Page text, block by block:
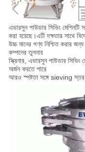
এভারসুন পাউডার সিভিং মেশিনটি
করা হয়েছে।এটি দক্ষতার সাথে
উচ্চ মানের পণ্য নিশ্চিত করার
কম্পনের তুলনায়
স্ক্রিনার, এভারসুন পাউডার
অর্জন করতে পারে
আরও স্পষ্টতা সঙ্গে sieving